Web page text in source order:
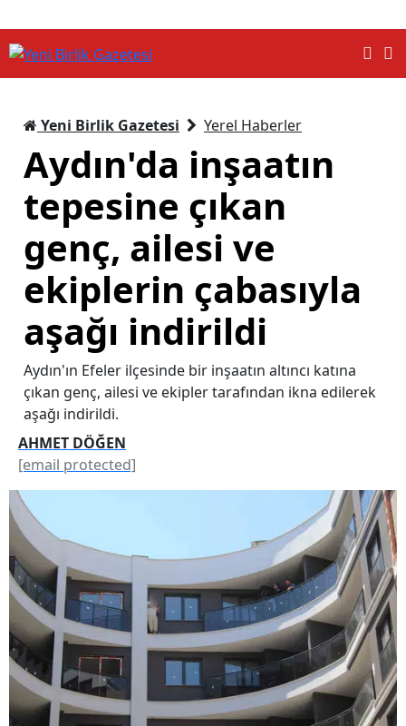
Yeni Birlik Gazetesi Yerel Haberler
Aydın'da inşaatın
tepesine çıkan
genç, ailesi ve
ekiplerin çabasıyla
aşağı indirildi
Aydın'ın Efeler ilçesinde bir inşaatın altıncı katına
çıkan genç, ailesi ve ekipler tarafından ikna edilerek
aşağı indirildi.
AHMET DÖĞEN
[email protected]